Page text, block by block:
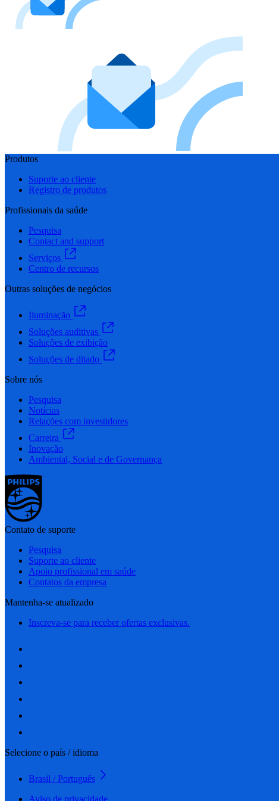
Produtos
Suporte ao cliente
Registro de produtos
Profissionais da saúde
Pesquisa
Contact and support
Serviços
Centro de recursos
Outras soluções de negócios
Iluminação
Soluções auditivas
Soluções de exibição
Soluções de ditado
Sobre nós
Pesquisa
Notícias
Relações com investidores
Carreira
Inovação
Ambiental, Social e de Governança
Contato de suporte
Pesquisa
Suporte ao cliente
Apoio profissional em saúde
Contatos da empresa
Mantenha-se atualizado
Inscreva-se para receber ofertas exclusivas.
Selecione o país / idioma
Brasil / Português